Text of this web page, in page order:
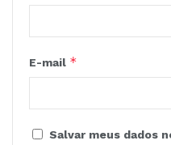
E-mail *
Salvar meus dados